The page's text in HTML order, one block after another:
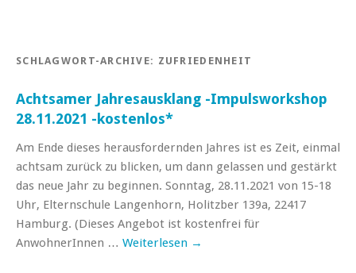
SCHLAGWORT-ARCHIVE: ZUFRIEDENHEIT
Achtsamer Jahresausklang -Impulsworkshop
28.11.2021 -kostenlos*
Am Ende dieses herausfordernden Jahres ist es Zeit, einmal
achtsam zurück zu blicken, um dann gelassen und gestärkt
das neue Jahr zu beginnen. Sonntag, 28.11.2021 von 15-18
Uhr, Elternschule Langenhorn, Holitzber 139a, 22417
Hamburg. (Dieses Angebot ist kostenfrei für
AnwohnerInnen … Weiterlesen →